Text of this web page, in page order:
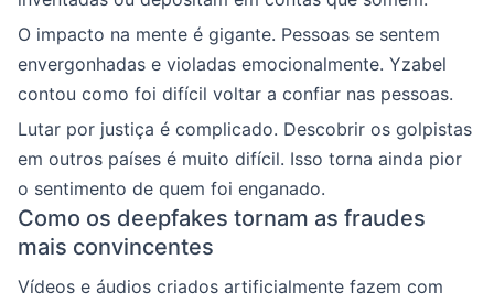
O impacto na mente é gigante. Pessoas se sentem
envergonhadas e violadas emocionalmente. Yzabel
contou como foi difícil voltar a confiar nas pessoas.
Lutar por justiça é complicado. Descobrir os golpistas
em outros países é muito difícil. Isso torna ainda pior
o sentimento de quem foi enganado.
Como os deepfakes tornam as fraudes
mais convincentes
Vídeos e áudios criados artificialmente fazem com